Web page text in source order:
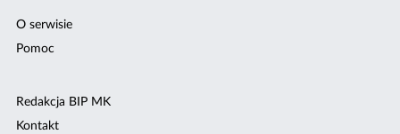
O serwisie
Pomoc
Redakcja BIP MK
Kontakt